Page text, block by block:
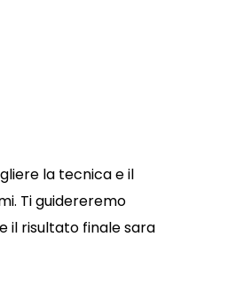
la tecnica e il
Ti guidereremo
il risultato finale sara